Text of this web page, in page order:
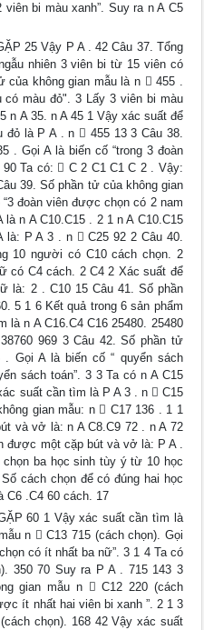
bi màu xanh”. Suy ra n A C5
25 Vậy P A . 42 Câu 37. Tổng
nhiên 3 viên bi từ 15 viên có
của không gian mẫu là n  455 .
màu đỏ". 3 Lấy 3 viên bi màu
n A 35. n A 45 1 Vậy xác suất để
là P A . n  455 13 3 Câu 38.
. Gọi A là biến cố “trong 3 đoàn
Ta có:  C 2 C1 C1 C 2 . Vậy:
39. Số phần tử của không gian
đoàn viên được chọn có 2 nam
n A C10.C15 . 2 1 n A C10.C15
là: P A 3 . n  C25 92 2 Câu 40.
10 người có C10 cách chọn. 2
có C4 cách. 2 C4 2 Xác suất để
là: 2 . C10 15 Câu 41. Số phần
5 1 6 Kết quả trong 6 sản phẩm
là n A C16.C4 C16 25480. 25480
969 3 Câu 42. Số phần tử
Gọi A là biến cố “ quyển sách
sách toán”. 3 3 Ta có n A C15
suất cần tìm là P A 3 . n  C15
gian mẫu: n  C17 136 . 1 1
và vở là: n A C8.C9 72 . n A 72
được một cặp bút và vở là: P A .
ba học sinh tùy ý từ 10 học
cách chọn để có đúng hai học
C6 .C4 60 cách. 17
60 1 Vậy xác suất cần tìm là
n  C13 715 (cách chọn). Gọi
có ít nhất ba nữ”. 3 1 4 Ta có
350 70 Suy ra P A . 715 143 3
gian mẫu n  C12 220 (cách
ít nhất hai viên bi xanh ”. 2 1 3
chọn). 168 42 Vậy xác suất